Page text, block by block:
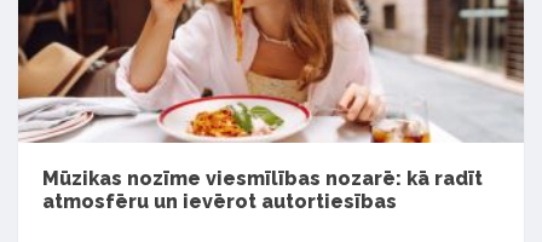
Mūzikas nozīme viesmīlības nozarē: kā radīt
atmosfēru un ievērot autortiesības